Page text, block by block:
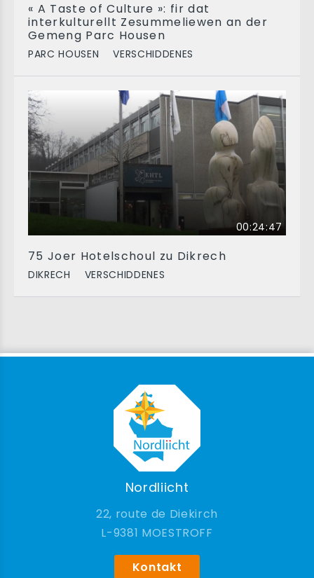
« A Taste of Culture »: fir dat
interkulturellt Zesummeliewen an der
Gemeng Parc Housen
PARC HOUSEN VERSCHIDDENES
00:24:47
75 Joer Hotelschoul zu Dikrech
DIKRECH VERSCHIDDENES
Nordliicht
22, route de Diekirch
9381 MOESTROFF
Kontakt